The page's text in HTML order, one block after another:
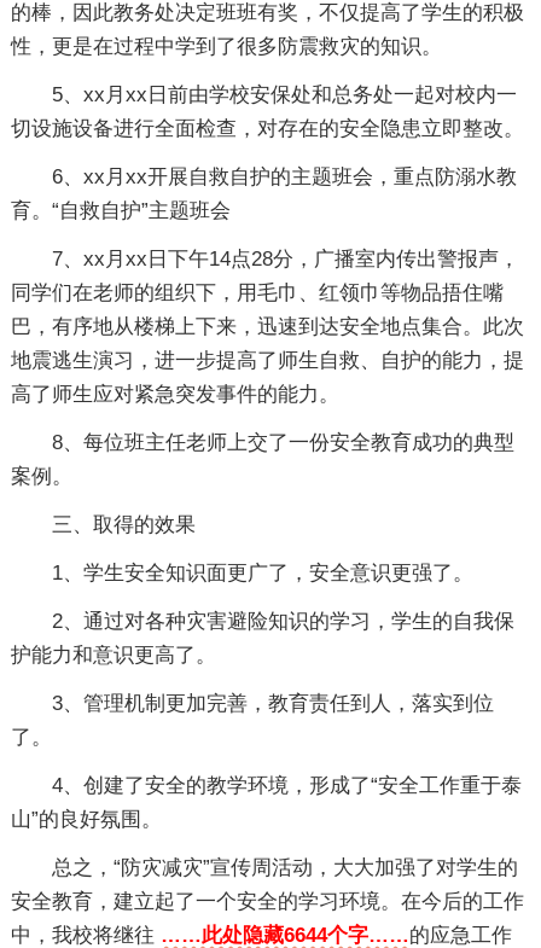
的棒，因此教务处决定班班有奖，不仅提高了学生的积极
性，更是在过程中学到了很多防震救灾的知识。
5、xx月xx日前由学校安保处和总务处一起对校内一
切设施设备进行全面检查，对存在的安全隐患立即整改。
6、xx月xx开展自救自护的主题班会，重点防溺水教
育。“自救自护”主题班会
7、xx月xx日下午14点28分，广播室内传出警报声，
同学们在老师的组织下，用毛巾、红领巾等物品捂住嘴
巴，有序地从楼梯上下来，迅速到达安全地点集合。此次
地震逃生演习，进一步提高了师生自救、自护的能力，提
高了师生应对紧急突发事件的能力。
8、每位班主任老师上交了一份安全教育成功的典型
案例。
三、取得的效果
1、学生安全知识面更广了，安全意识更强了。
2、通过对各种灾害避险知识的学习，学生的自我保
护能力和意识更高了。
3、管理机制更加完善，教育责任到人，落实到位
了。
4、创建了安全的教学环境，形成了“安全工作重于泰
山”的良好氛围。
总之，“防灾减灾”宣传周活动，大大加强了对学生的
安全教育，建立起了一个安全的学习环境。在今后的工作
中，我校将继往 ……此处隐藏6644个字……的应急工作